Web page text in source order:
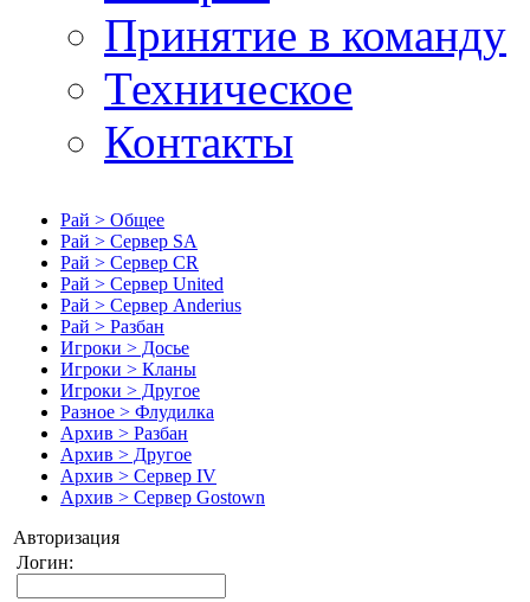
Принятие в команду
Техническое
Контакты
Рай > Общее
Рай > Сервер SA
Рай > Сервер CR
Рай > Сервер United
Рай > Сервер Anderius
Рай > Разбан
Игроки > Досье
Игроки > Кланы
Игроки > Другое
Разное > Флудилка
Архив > Разбан
Архив > Другое
Архив > Сервер IV
Архив > Сервер Gostown
Авторизация
Логин: